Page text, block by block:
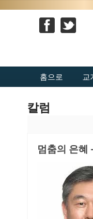
홈으로 교
칼럼
멈춤의 은